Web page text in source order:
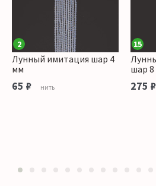
2
Лунный имитация шар 4
мм
65 ₽ нить
15
шар
275 ₽